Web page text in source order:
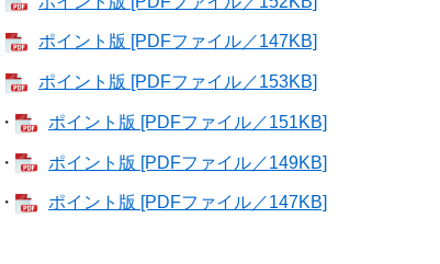
ポイント版 [PDFファイル／147KB]
ポイント版 [PDFファイル／153KB]
・ ポイント版 [PDFファイル／151KB]
・ ポイント版 [PDFファイル／149KB]
・ ポイント版 [PDFファイル／147KB]